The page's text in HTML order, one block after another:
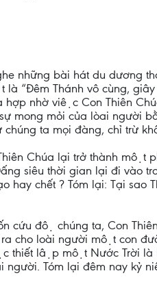
những bài hát du dương
là “Đêm Thánh vô cùng,
nhờ việc Con Thiên
mong mỏi của lòai
ta mọi đàng, chỉ trừ
Chúa lại trở thành một
siêu thời gian lại đi vào
chết ? Tóm lại: Tại
cứu độ chúng ta, Con
cho loài người một con
thiết lập một Nước Trời
người. Tóm lại đêm nay kỷ